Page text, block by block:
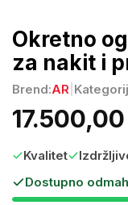
Okretno
za nakit i
Brend:AR
17.500,00
Kvalitet
Dostupno